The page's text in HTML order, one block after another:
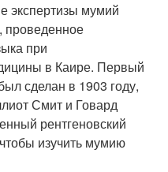
экспертизы мумий
проведенное
при
в Каире. Первый
сделан в 1903 году,
Смит и Говард
рентгеновский
изучить мумию